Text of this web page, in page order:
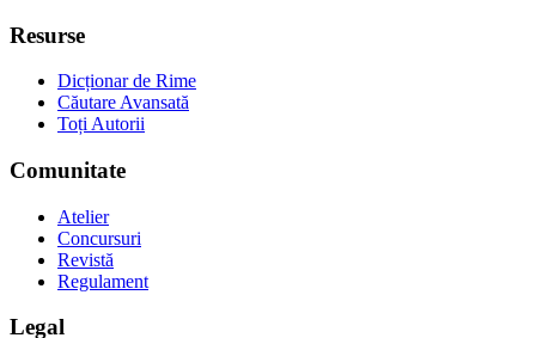
Resurse
Dicționar de Rime
Căutare Avansată
Toți Autorii
Comunitate
Atelier
Concursuri
Revistă
Regulament
Legal